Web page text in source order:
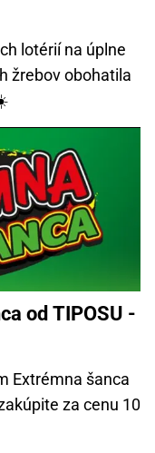
lotérií na úplne
žrebov obohatila
od TIPOSU -
Extrémna šanca
za cenu 10